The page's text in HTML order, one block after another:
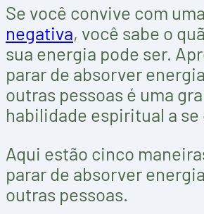
Se você convive com uma
negativa, você sabe o
sua energia pode ser.
parar de absorver
outras pessoas é uma
habilidade espiritual a se
Aqui estão cinco
parar de absorver
outras pessoas.